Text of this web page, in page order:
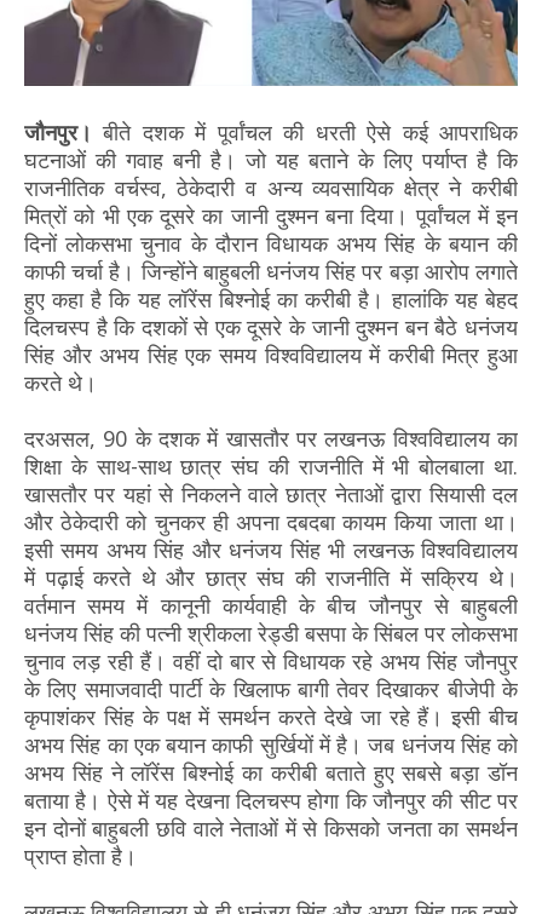
जौनपुर।बीते दशक में पूर्वांचल की धरती ऐसे कई आपराधिक
घटनाओं की गवाह बनी है। जो यह बताने के लिए पर्याप्त है कि
राजनीतिक वर्चस्व, ठेकेदारी व अन्य व्यवसायिक क्षेत्र ने करीबी
मित्रों को भी एक दूसरे का जानी दुश्मन बना दिया। पूर्वांचल में इन
दिनों लोकसभा चुनाव के दौरान विधायक अभय सिंह के बयान की
काफी चर्चा है। जिन्होंने बाहुबली धनंजय सिंह पर बड़ा आरोप लगाते
हुए कहा है कि यह लॉरेंस बिश्नोई का करीबी है। हालांकि यह बेहद
दिलचस्प है कि दशकों से एक दूसरे के जानी दुश्मन बन बैठे धनंजय
सिंह और अभय सिंह एक समय विश्वविद्यालय में करीबी मित्र हुआ
करते थे।
दरअसल, 90 के दशक में खासतौर पर लखनऊ विश्वविद्यालय का
शिक्षा के साथ-साथ छात्र संघ की राजनीति में भी बोलबाला था.
खासतौर पर यहां से निकलने वाले छात्र नेताओं द्वारा सियासी दल
और ठेकेदारी को चुनकर ही अपना दबदबा कायम किया जाता था।
इसी समय अभय सिंह और धनंजय सिंह भी लखनऊ विश्वविद्यालय
में पढ़ाई करते थे और छात्र संघ की राजनीति में सक्रिय थे।
वर्तमान समय में कानूनी कार्यवाही के बीच जौनपुर से बाहुबली
धनंजय सिंह की पत्नी श्रीकला रेड्डी बसपा के सिंबल पर लोकसभा
चुनाव लड़ रही हैं। वहीं दो बार से विधायक रहे अभय सिंह जौनपुर
के लिए समाजवादी पार्टी के खिलाफ बागी तेवर दिखाकर बीजेपी के
कृपाशंकर सिंह के पक्ष में समर्थन करते देखे जा रहे हैं। इसी बीच
अभय सिंह का एक बयान काफी सुर्खियों में है। जब धनंजय सिंह को
अभय सिंह ने लॉरेंस बिश्नोई का करीबी बताते हुए सबसे बड़ा डॉन
बताया है। ऐसे में यह देखना दिलचस्प होगा कि जौनपुर की सीट पर
इन दोनों बाहुबली छवि वाले नेताओं में से किसको जनता का समर्थन
प्राप्त होता है।